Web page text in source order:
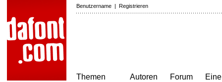
Benutzername | Registrieren
Themen
Autoren
Forum